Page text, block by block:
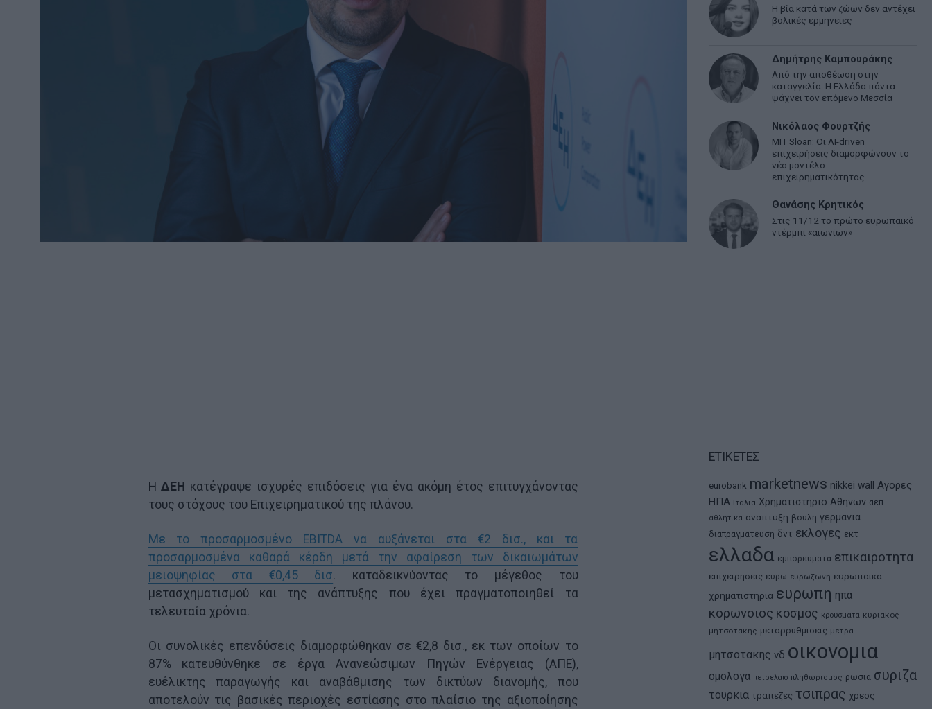
Η ΔΕΗ κατέγραψε ισχυρές επιδόσεις για ένα ακόμη έτος επιτυγχάνοντας
τους στόχους του Επιχειρηματικού της πλάνου.
Με το προσαρμοσμένο EBITDA να αυξάνεται στα €2 δισ., και τα
προσαρμοσμένα καθαρά κέρδη μετά την αφαίρεση των δικαιωμάτων
μειοψηφίας στα €0,45 δισ. καταδεικνύοντας το μέγεθος του
μετασχηματισμού και της ανάπτυξης που έχει πραγματοποιηθεί τα
τελευταία χρόνια.
Οι συνολικές επενδύσεις διαμορφώθηκαν σε €2,8 δισ., εκ των οποίων το
87% κατευθύνθηκε σε έργα Ανανεώσιμων Πηγών Ενέργειας (ΑΠΕ),
ευέλικτης παραγωγής και αναβάθμισης των δικτύων διανομής, που
αποτελούν τις βασικές περιοχές εστίασης στο πλαίσιο της αξιοποίησης
Η βία κατά των ζώων δεν αντέχει
βολικές ερμηνείες
Δημήτρης Καμπουράκης
Από την αποθέωση στην
καταγγελία: Η Ελλάδα πάντα
ψάχνει τον επόμενο Μεσσία
Νικόλαος Φουρτζής
MIT Sloan: Οι AI-driven
επιχειρήσεις διαμορφώνουν το
νέο μοντέλο
επιχειρηματικότητας
Θανάσης Κρητικός
Στις 11/12 το πρώτο ευρωπαϊκό
ντέρμπι «αιωνίων»
ΕΤΙΚΕΤΕΣ
eurobank marketnews nikkei wall
Αγορες
ΗΠΑ Ιταλια Χρηματιστηριο Αθηνων αεπ
αθλητικα αναπτυξη βουλη γερμανια
διαπραγματευση δντ εκλογες εκτ
ελλαδα εμπορευματα επικαιροτητα
επιχειρησεις ευρω ευρωζωνη ευρωπαικα
χρηματιστηρια ευρωπη ηπα
κορωνοιος κοσμος κρουσματα κυριακος
μητσοτακης μεταρρυθμισεις μετρα
μητσοτακης νδ οικονομια
ομολογα πετρελαιο πληθωρισμος ρωσια συριζα
τουρκια τραπεζες τσιπρας χρεος